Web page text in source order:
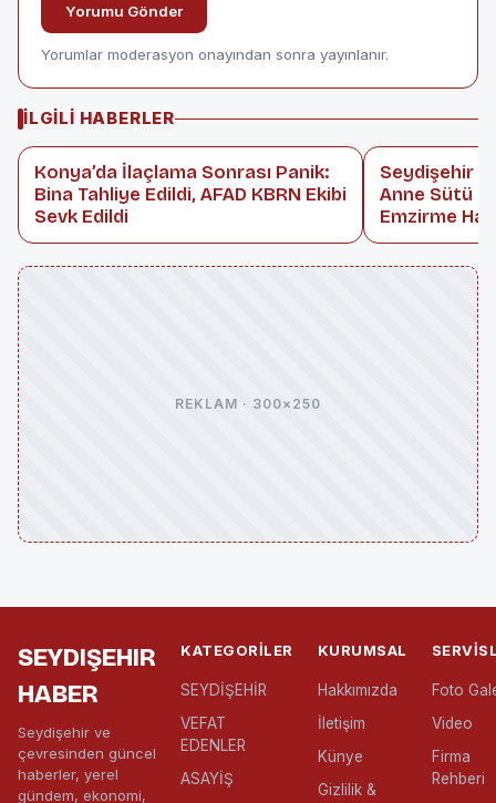
Yorumu Gönder
Yorumlar moderasyon onayından sonra yayınlanır.
İLGILI HABERLER
Konya’da İlaçlama Sonrası Panik:
Bina Tahliye Edildi, AFAD KBRN Ekibi
Sevk Edildi
Seydişehir
Anne Sütü
Emzirme
REKLAM · 300×250
SEYDIŞEHIR
HABER
Seydişehir ve
çevresinden güncel
haberler, yerel
gündem, ekonomi,
KATEGORILER
SEYDİŞEHİR
VEFAT
EDENLER
ASAYİŞ
KURUMSAL
Hakkımızda
İletişim
Künye
Gizlilik &
Foto
Video
Firma
Rehberi